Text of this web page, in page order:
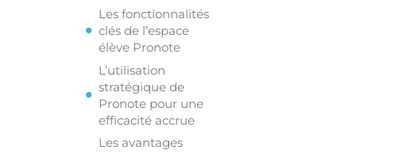
Les fonctionnalités
clés de l’espace
élève Pronote
L’utilisation
stratégique de
Pronote pour une
efficacité accrue
Les avantages